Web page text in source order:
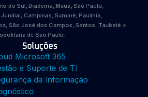
do Sul, Diadema, Mauá, São Paulo,
Campinas, Sumaré, Paulínia,
São José dos Campos, Santos, Taubaté e
de São Paulo
Soluções
Microsoft 365
e Suporte de TI
da Informação